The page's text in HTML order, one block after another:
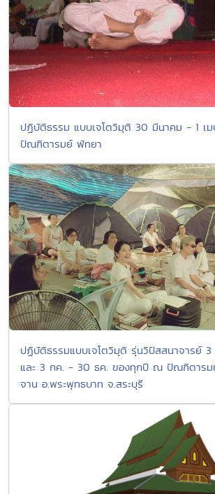
ปฏิบัติธรรม แบบเจโตวิมุติ 30 มีนาคม - 1 เ
ปัณฑิตารมย์ พัทยา
ปฏิบัติธรรมแบบเจโตวิมุติ รุ่นวิปัสสนาจารย์
และ 3 กค. - 30 ธค. ของทุกปี ณ ปัณฑิตาร
จาน อ.พระพุทธบาท จ.สระบุรี